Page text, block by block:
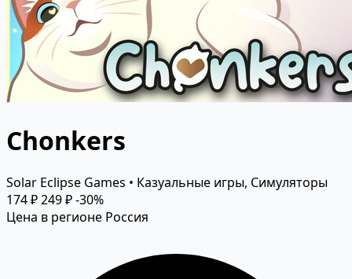
Chonkers
Solar Eclipse Games • Казуальные игры, Симуляторы
174 ₽249 ₽-30%
Цена в регионе Россия